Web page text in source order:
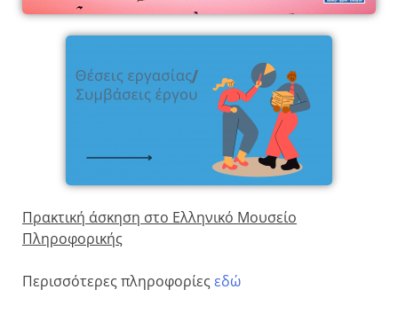
Πρακτική άσκηση στο Ελληνικό Μουσείο
Πληροφορικής
Περισσότερες πληροφορίες εδώ